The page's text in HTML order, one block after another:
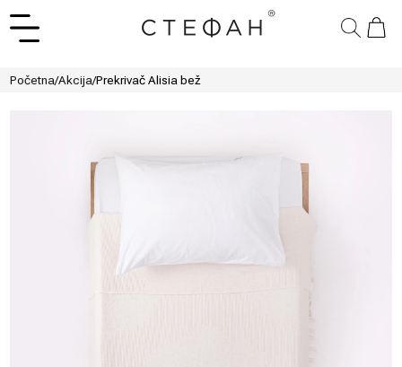
Početna/Akcija/Prekrivač Alisia bež